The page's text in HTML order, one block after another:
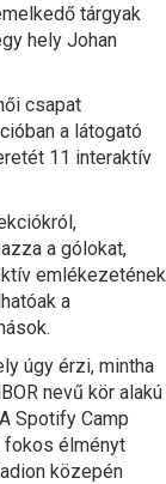
tárgyak
hely Johan
csapat
a látogató
11 interaktív
a gólokat,
emlékezetének
a
úgy érzi, mintha
nevű kör alakú
Spotify Camp
fokos élményt
közepén